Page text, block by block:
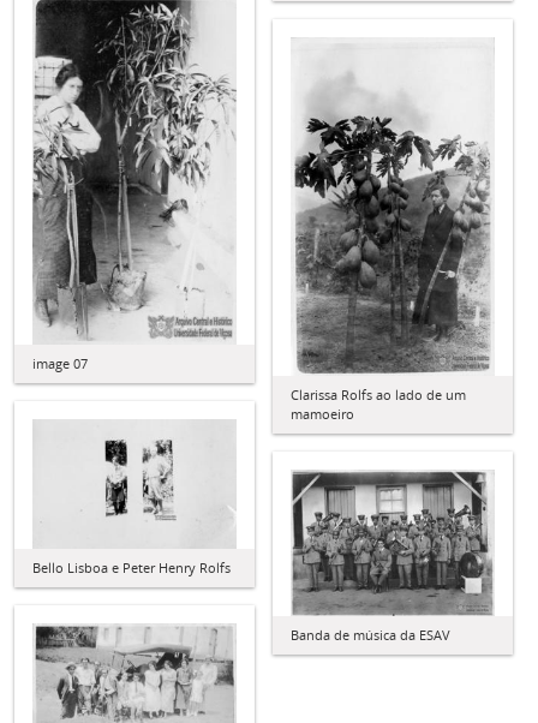
image 07
Clarissa Rolfs ao lado de um
mamoeiro
Bello Lisboa e Peter Henry Rolfs
Banda de música da ESAV